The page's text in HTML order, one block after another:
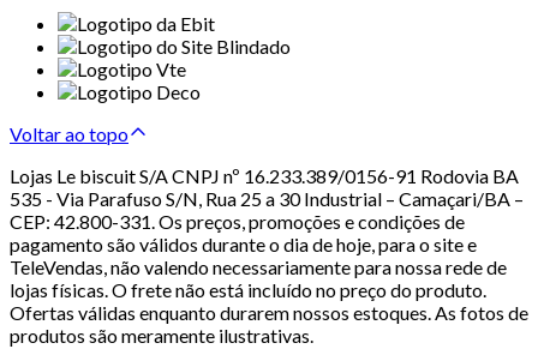
Voltar ao topo
Lojas Le biscuit S/A CNPJ nº 16.233.389/0156-91 Rodovia BA
535 - Via Parafuso S/N, Rua 25 a 30 Industrial – Camaçari/BA –
CEP: 42.800-331. Os preços, promoções e condições de
pagamento são válidos durante o dia de hoje, para o site e
TeleVendas, não valendo necessariamente para nossa rede de
lojas físicas. O frete não está incluído no preço do produto.
Ofertas válidas enquanto durarem nossos estoques. As fotos de
produtos são meramente ilustrativas.